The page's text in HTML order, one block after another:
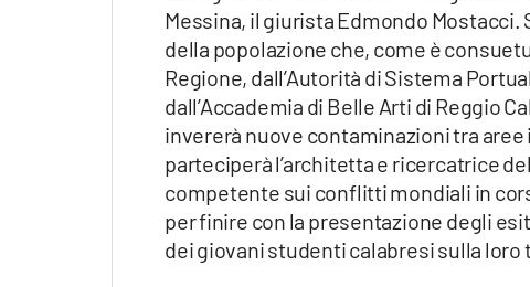
Messina, il giurista Edmondo Mostacci.
della popolazione che, come è
Regione, dall’Autorità di Sistema
dall’Accademia di Belle Arti di Reggio
invererà nuove contaminazioni tra
parteciperà l’architetta e ricercatrice
competente sui conflitti mondiali in
per finire con la presentazione degli
dei giovani studenti calabresi sulla loro